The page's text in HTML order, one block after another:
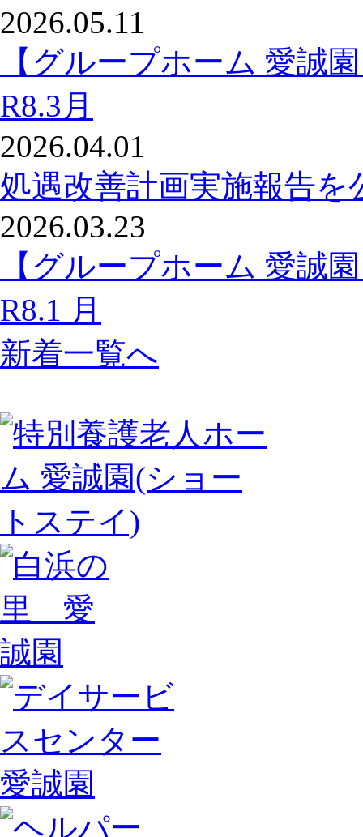
2026.05.11
【グループホーム 愛誠
R8.3月
2026.04.01
処遇改善計画実施報告
2026.03.23
【グループホーム 愛誠
R8.1 月
新着一覧へ